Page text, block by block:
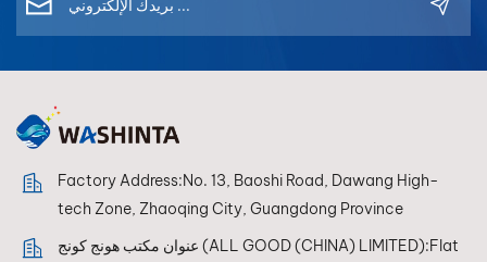
للعين. ECOATONE -
حماية طويلة الأمد، وتألق
حماية طويلة الأمد، وتألق
Factory Address:No. 13, Baoshi Road, Dawang High-
tech Zone, Zhaoqing City, Guangdong Province
عنوان مكتب هونج كونج (ALL GOOD (CHINA) LIMITED):Flat